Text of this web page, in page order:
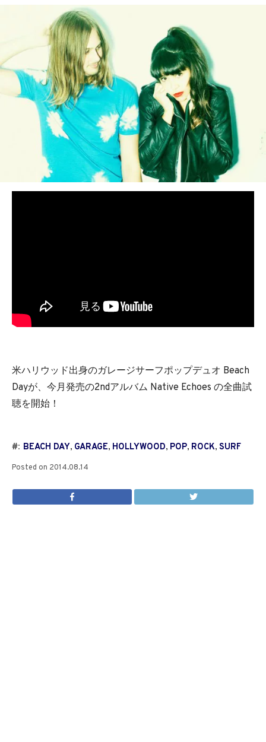
米ハリウッド出身のガレージサーフポップデュオ Beach
Dayが、今月発売の2ndアルバム Native Echoes の全曲試
聴を開始！
#: BEACH DAY, GARAGE, HOLLYWOOD, POP, ROCK, SURF
Posted on 2014.08.14